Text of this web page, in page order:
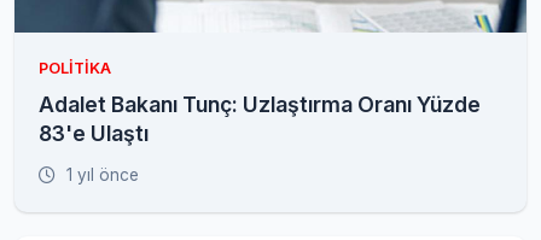
POLITIKA
Adalet Bakanı Tunç: Uzlaştırma Oranı Yüzde
83'e Ulaştı
1 yıl önce